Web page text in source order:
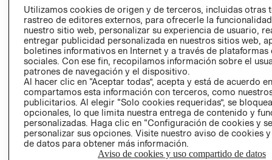
AVISO DE
PRIVACIDAD
GIFT CARD
AVISO DE
COOKIES
Uruguay ($U)
Utilizamos cookies de origen y de terceros, incluidas otras
rastreo de editores externos, para ofrecerle la
nuestro sitio web, personalizar su experiencia de usuario,
entregar publicidad personalizada en nuestros sitios web,
boletines informativos en Internet y a través de plataformas
sociales. Con ese fin, recopilamos información sobre el
patrones de navegación y el dispositivo.
Al hacer clic en “Aceptar todas”, acepta y está de acuerdo
compartamos esta información con terceros, como
publicitarios. Al elegir “Solo cookies requeridas”, se
opcionales, lo que limita nuestra entrega de contenido y
personalizadas. Haga clic en “Configuración de cookies y
personalizar sus opciones. Visite nuestro aviso de cookies
de datos para obtener más información.
Aviso de cookies y uso compartido de datos